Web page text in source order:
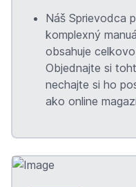
Náš Sprievodca
komplexný
obsahuje
Objednajte si
nechajte si ho
ako online